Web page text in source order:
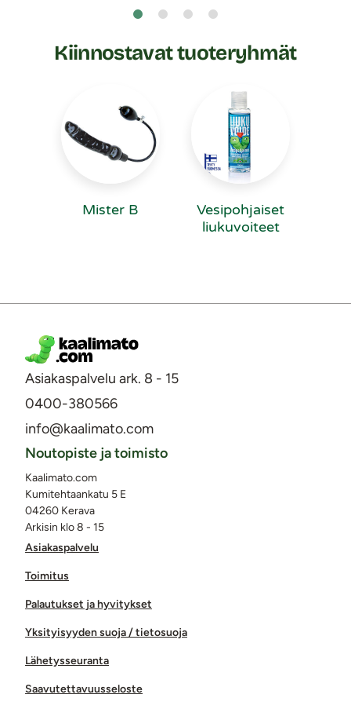
Kiinnostavat tuoteryhmät
Mister B
Vesipohjaiset
liukuvoiteet
Asiakaspalvelu ark. 8 - 15
0400-380566
info@kaalimato.com
Asiakaspalvelu
Toimitus
Palautukset ja hyvitykset
Yksityisyyden suoja / tietosuoja
Lähetysseuranta
Saavutettavuusseloste
Noutopiste ja toimisto
Kaalimato.com
Kumitehtaankatu 5 E
04260 Kerava
Arkisin klo 8 - 15